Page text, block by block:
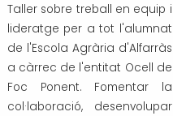
Transport i mobilitat
Taller sobre treball en equip i
lideratge per a tot l'alumnat
de l'Escola Agrària d'Alfarràs
a càrrec de l'entitat Ocell de
Foc Ponent. Fomentar la
col·laboració, desenvolupar